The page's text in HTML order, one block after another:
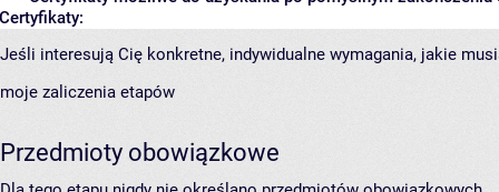
Certyfikaty:
Jeśli interesują Cię konkretne, indywidualne wymagania, jakie
moje zaliczenia etapów
Przedmioty obowiązkowe